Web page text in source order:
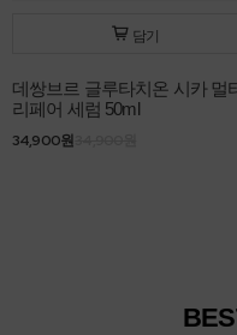
담기
데쌍브르 글루타치온 시카 멀
리페어 세럼 50ml
34,900원